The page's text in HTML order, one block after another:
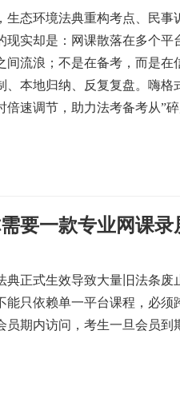
态环境法典重构考点、民
实却是：网课散落在多个平
流浪；不是在备考，而是在
本地归纳、反复复盘。嗨格
速调节，助力法考备考从”
要一款专业网课录
正式生效导致大量旧法条废
只依赖单一平台课程，必须
期内访问，考生一旦会员到